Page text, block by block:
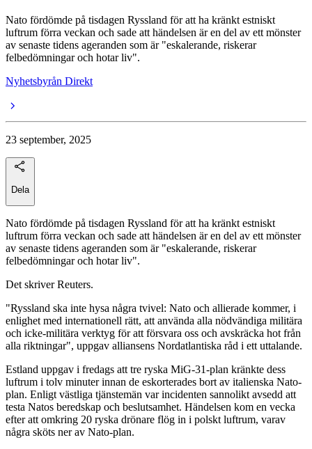
Nato fördömde på tisdagen Ryssland för att ha kränkt estniskt
luftrum förra veckan och sade att händelsen är en del av ett mönster
av senaste tidens ageranden som är "eskalerande, riskerar
felbedömningar och hotar liv".
Nyhetsbyrån Direkt
23 september, 2025
Dela
Nato fördömde på tisdagen Ryssland för att ha kränkt estniskt
luftrum förra veckan och sade att händelsen är en del av ett mönster
av senaste tidens ageranden som är "eskalerande, riskerar
felbedömningar och hotar liv".
Det skriver Reuters.
"Ryssland ska inte hysa några tvivel: Nato och allierade kommer, i
enlighet med internationell rätt, att använda alla nödvändiga militära
och icke-militära verktyg för att försvara oss och avskräcka hot från
alla riktningar", uppgav alliansens Nordatlantiska råd i ett uttalande.
Estland uppgav i fredags att tre ryska MiG-31-plan kränkte dess
luftrum i tolv minuter innan de eskorterades bort av italienska Nato-
plan. Enligt västliga tjänstemän var incidenten sannolikt avsedd att
testa Natos beredskap och beslutsamhet. Händelsen kom en vecka
efter att omkring 20 ryska drönare flög in i polskt luftrum, varav
några sköts ner av Nato-plan.